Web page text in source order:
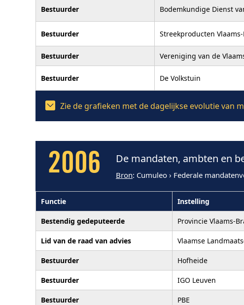
Bestuurder Bodemkundige Dienst
Bestuurder Streekproducten
Bestuurder Vereniging van de
Bestuurder De Volkstuin
Zie de grafieken met de dagelijkse evolutie van
2006 De mandaten, ambten en
Bron: Cumuleo › Federale
Functie Instelling
Bestendig gedeputeerde Provincie Vlaams-
Lid van de raad van advies Vlaamse
Bestuurder Hofheide
Bestuurder IGO Leuven
Bestuurder PBE